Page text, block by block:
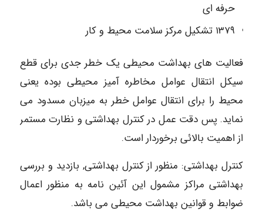
حرفه ای
۱۳۷۹ تشکیل مرکز سلامت محیط و کار
فعالیت های بهداشت محیطی یک خطر جدی برای قطع
سیکل انتقال عوامل مخاطره آمیز محیطی بوده یعنی
محیط را برای انتقال عوامل خطر به میزبان مسدود می
نماید. پس دقت عمل در کنترل بهداشتی و نظارت مستمر
از اهمیت بالائی برخوردار است.
کنترل بهداشتی: منظور از کنترل بهداشتی, بازدید و بررسی
بهداشتی مراکز مشمول این آئین نامه به منظور اعمال
ضوابط و قوانین بهداشت محیطی می باشد.